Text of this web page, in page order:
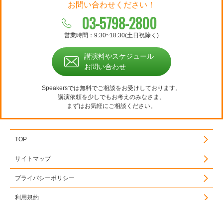
お問い合わせください！
03-5798-2800
営業時間：9:30~18:30(土日祝除く)
講演料やスケジュール
お問い合わせ
Speakersでは無料でご相談をお受けしております。
講演依頼を少しでもお考えのみなさま、
まずはお気軽にご相談ください。
TOP
サイトマップ
プライバシーポリシー
利用規約